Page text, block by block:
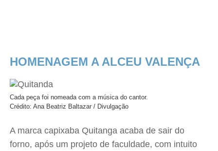
HOMENAGEM A ALCEU VALENÇA
Cada peça foi nomeada com a música do cantor.
Crédito: Ana Beatriz Baltazar / Divulgação
A marca capixaba Quitanga acaba de sair do
forno, após um projeto de faculdade, com intuito